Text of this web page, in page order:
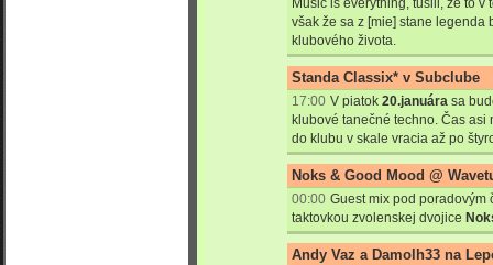
Music is everything, tušili, že to
však že sa z [mie] stane legenda
klubového života.
Standa Classix* v Subclube
17:00 V piatok 20.januára sa
klubové tanečné techno. Čas
do klubu v skale vracia až po
Noks & Good Mood @
00:00 Guest mix pod poradovým
taktovkou zvolenskej dvojice
Andy Vaz a Damolh33 na